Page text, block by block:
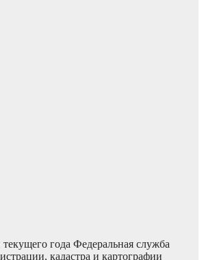
года Федеральная служба
кадастра и картографии